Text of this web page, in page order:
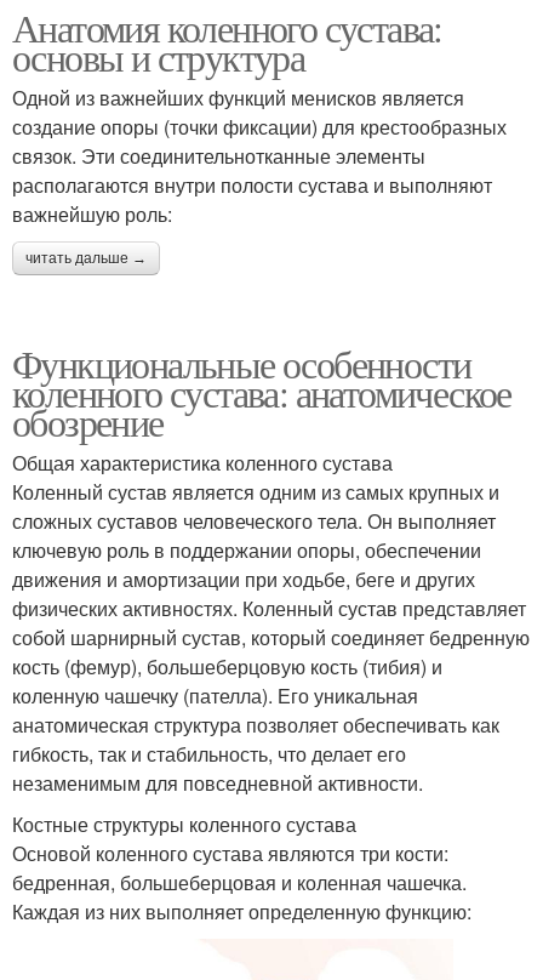
Анатомия коленного сустава:
основы и структура
Одной из важнейших функций менисков является
создание опоры (точки фиксации) для крестообразных
связок. Эти соединительнотканные элементы
располагаются внутри полости сустава и выполняют
важнейшую роль:
читать дальше →
Функциональные особенности
коленного сустава: анатомическое
обозрение
Общая характеристика коленного сустава
Коленный сустав является одним из самых крупных и
сложных суставов человеческого тела. Он выполняет
ключевую роль в поддержании опоры, обеспечении
движения и амортизации при ходьбе, беге и других
физических активностях. Коленный сустав представляет
собой шарнирный сустав, который соединяет бедренную
кость (фемур), большеберцовую кость (тибия) и
коленную чашечку (пателла). Его уникальная
анатомическая структура позволяет обеспечивать как
гибкость, так и стабильность, что делает его
незаменимым для повседневной активности.
Костные структуры коленного сустава
Основой коленного сустава являются три кости:
бедренная, большеберцовая и коленная чашечка.
Каждая из них выполняет определенную функцию: